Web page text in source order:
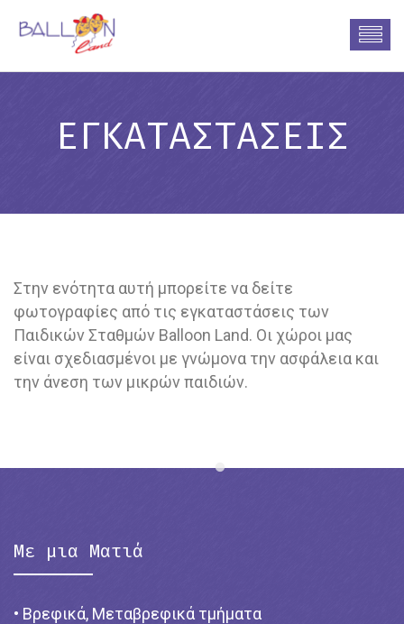
ΕΓΚΑΤΑΣΤΆΣΕΙΣ
Στην ενότητα αυτή μπορείτε να δείτε
φωτογραφίες από τις εγκαταστάσεις των
Παιδικών Σταθμών Balloon Land. Οι χώροι μας
είναι σχεδιασμένοι με γνώμονα την ασφάλεια και
την άνεση των μικρών παιδιών.
Με μια Ματιά
• Βρεφικά, Μεταβρεφικά τμήματα